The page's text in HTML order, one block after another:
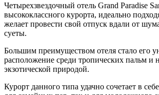
Четырехзвездочный отель Grand Paradise
высококлассного курорта, идеально
желает провести свой отпуск вдали от
суеты.
Большим преимуществом отеля стало его
расположение среди тропических пальм и
экзотической природой.
Курорт данного типа удачно сочетает в